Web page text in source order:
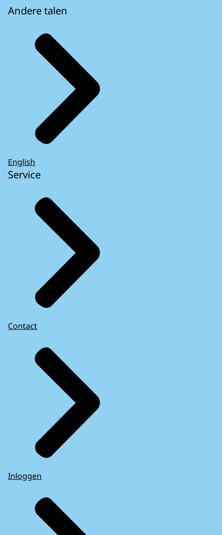
Andere talen
English
Service
Contact
Inloggen